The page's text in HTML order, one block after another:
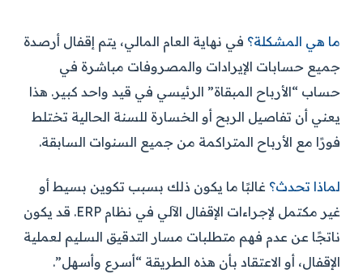
ما هي المشكلة؟ في نهاية العام المالي، يتم إقفال أرصدة
جميع حسابات الإيرادات والمصروفات مباشرة في
حساب “الأرباح المبقاة” الرئيسي في قيد واحد كبير. هذا
يعني أن تفاصيل الربح أو الخسارة للسنة الحالية تختلط
فورًا مع الأرباح المتراكمة من جميع السنوات السابقة.
لماذا تحدث؟ غالبًا ما يكون ذلك بسبب تكوين بسيط أو
غير مكتمل لإجراءات الإقفال الآلي في نظام ERP. قد يكون
ناتجًا عن عدم فهم متطلبات مسار التدقيق السليم لعملية
الإقفال، أو الاعتقاد بأن هذه الطريقة “أسرع وأسهل”.